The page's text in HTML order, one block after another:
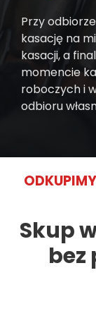
Przy
kasację na
kasacji, a
momencie
roboczych i
odbioru
Skup
bez